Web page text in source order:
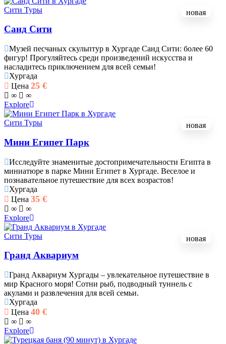
новая
Сити Туры
Санд Сити
Музей песчаных скульптур в Хургаде Санд Сити: более 60
фигур! Прогуляйтесь среди произведений искусства и
насладитесь приключением для всей семьи!
Хургада
Цена 25 €
∞
∞
Explore
новая
Сити Туры
Мини Египет Парк
Исследуйте знаменитые достопримечательности Египта в
миниатюре в парке Мини Египет в Хургаде. Веселое и
познавательное путешествие для всех возрастов!
Хургада
Цена 35 €
∞
∞
Explore
новая
Сити Туры
Гранд Аквариум
Гранд Аквариум Хургады – увлекательное путешествие в
мир Красного моря! Сотни рыб, подводный туннель с
акулами и развлечения для всей семьи.
Хургада
Цена 40 €
∞
∞
Explore